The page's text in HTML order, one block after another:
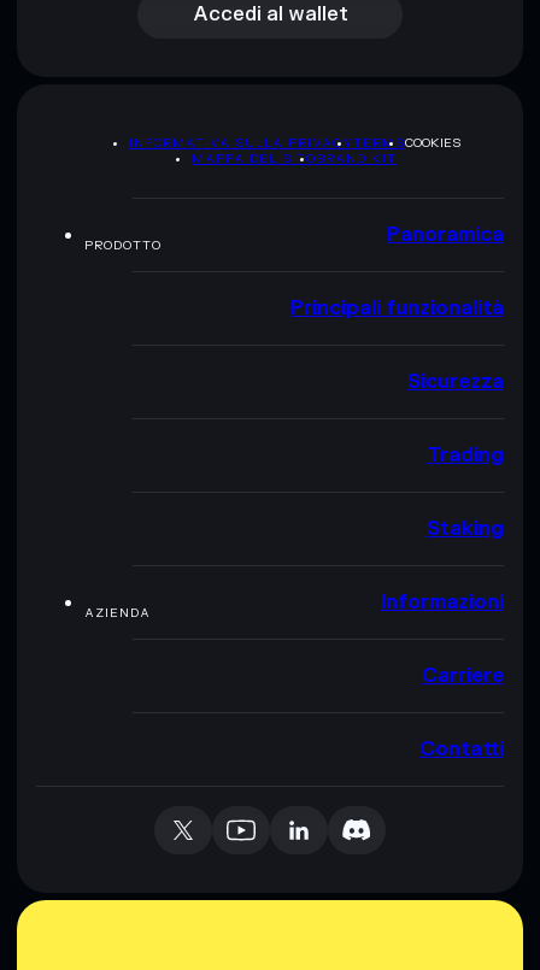
Accedi al wallet
INFORMATIVA SULLA PRIVACYTERMSCOOKIES
MAPPA DEL SITOBRAND KIT
PRODOTTO Panoramica
Principali funzionalità
Sicurezza
Trading
Staking
AZIENDA Informazioni
Carriere
Contatti